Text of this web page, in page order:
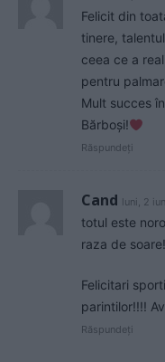
Felicit din
tinere,
ceea ce a
pentru
Mult succes
Bărboși!
Răspundeți
Cand luni, 2
totul este
raza de soare!
Felicitari
parintilor!!!!
Răspundeți